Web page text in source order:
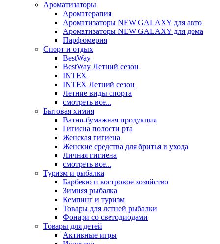
Ароматизаторы
Ароматерапия
Ароматизаторы NEW GALAXY для авто
Ароматизаторы NEW GALAXY для дома
Парфюмерия
Спорт и отдых
BestWay
BestWay Летний сезон
INTEX
INTEX Летний сезон
Летние виды спорта
смотреть все...
Бытовая химия
Ватно-бумажная продукция
Гигиена полости рта
Женская гигиена
Женские средства для бритья и ухода
Личная гигиена
смотреть все...
Туризм и рыбалка
Барбекю и костровое хозяйство
Зимняя рыбалка
Кемпинг и туризм
Товары для летней рыбалки
Фонари со светодиодами
Товары для детей
Активные игры